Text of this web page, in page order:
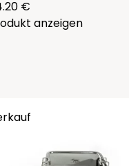
€
anzeigen